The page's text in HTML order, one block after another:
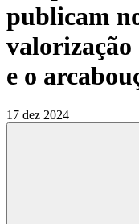
publicam
e o
17 dez 2024